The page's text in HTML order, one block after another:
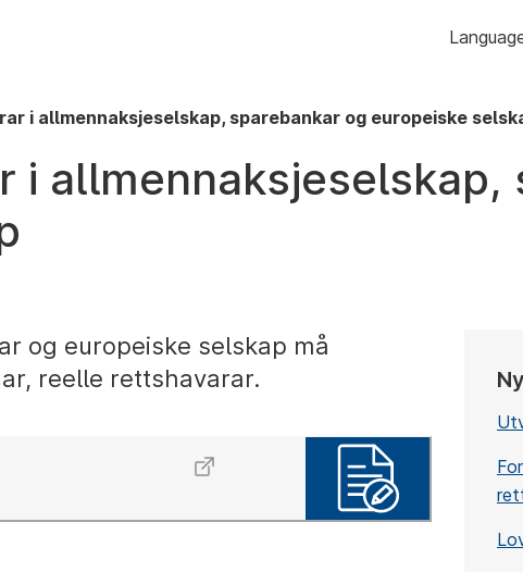
i allmennaksjeselskap, sparebankar og europeiske
i allmennaksjeselskap,
og europeiske selskap må
reelle rettshavarar.